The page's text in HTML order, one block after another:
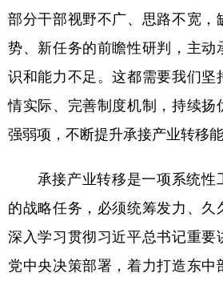
部分干部视野不广、思路不宽，
势、新任务的前瞻性研判，主动
识和能力不足。这都需要我们坚
情实际、完善制度机制，持续扬
强弱项，不断提升承接产业转移能
承接产业转移是一项系统性
的战略任务，必须统筹发力、
深入学习贯彻习近平总书记重要
党中央决策部署，着力打造东